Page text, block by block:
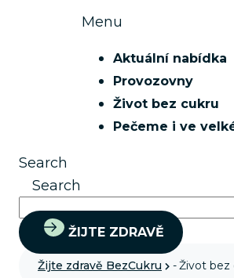
Menu
Aktuální nabídka
Provozovny
Život bez cukru
Pečeme i ve
Search
Search
ŽIJTE ZDRAVĚ
Žijte zdravě BezCukru -Život bez